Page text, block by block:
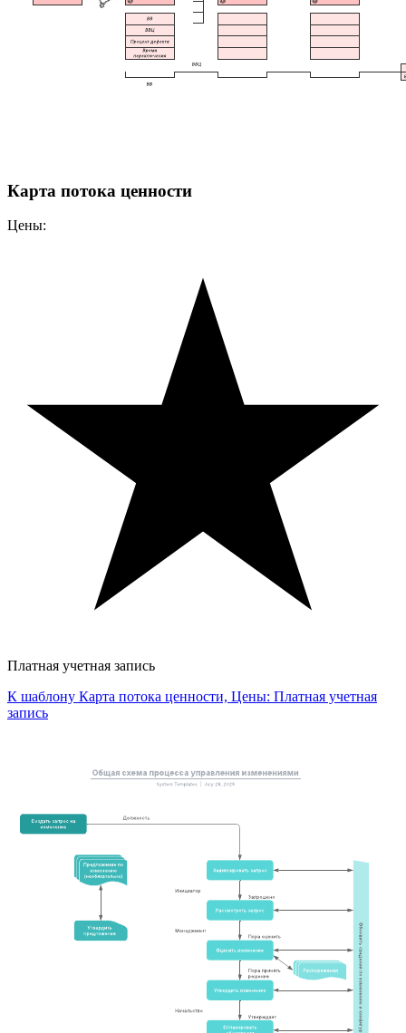
Карта потока ценности
Цены:
Платная учетная запись
К шаблону Карта потока ценности, Цены: Платная учетная
запись